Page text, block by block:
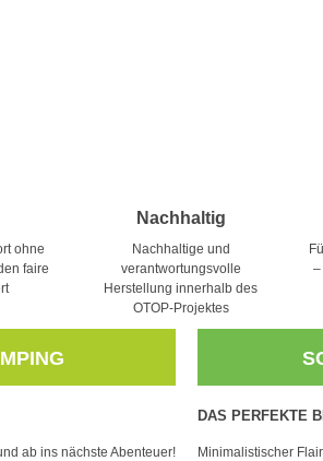
ohne
faire
Nachhaltig
Nachhaltige und
verantwortungsvolle
Herstellung innerhalb des
OTOP-Projektes
ab ins nächste Abenteuer!
DAS PERFEKTE
Minimalistischer